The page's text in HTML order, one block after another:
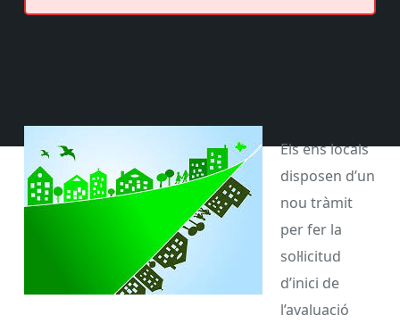
Els ens locals
disposen d’un
nou tràmit
per fer la
sol·licitud
d’inici de
l’avaluació